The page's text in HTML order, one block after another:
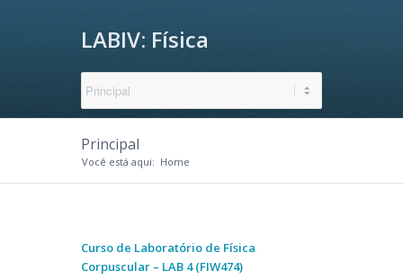
LABIV: Física
Corpuscular
Principal
Você está aqui: Home
Curso de Laboratório de Física
Corpuscular – LAB 4 (FIW474)